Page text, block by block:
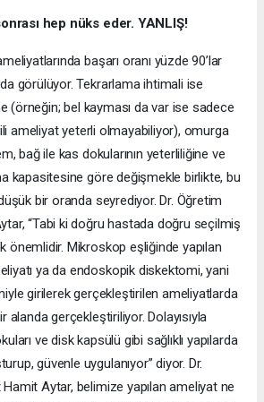
hep nüks eder. YANLIŞ!
başarı oranı yüzde 90’lar
görülüyor. Tekrarlama ihtimali ise
(örneğin; bel kayması da var ise sadece
ameliyat yeterli olmayabiliyor), omurga
bağ ile kas dokularının yeterliliğine ve
kapasitesine göre değişmekle birlikte, bu
bir oranda seyrediyor. Dr. Öğretim
“Tabi ki doğru hastada doğru seçilmiş
Mikroskop eşliğinde yapılan
ya da endoskopik diskektomi, yani
girilerek gerçekleştirilen ameliyatlarda
gerçekleştiriliyor. Dolayısıyla
ve disk kapsülü gibi sağlıklı yapılarda
güvenle uygulanıyor” diyor. Dr.
Aytar, belimize yapılan ameliyat ne